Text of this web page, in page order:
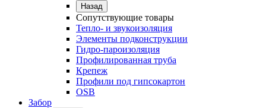
Назад
Сопутствующие товары
Тепло- и звукоизоляция
Элементы подконструкции
Гидро-пароизоляция
Профилированная труба
Крепеж
Профили под гипсокартон
OSB
Забор